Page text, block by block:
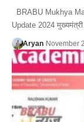
BRABU Mukhya
Update 2024
Aryan November